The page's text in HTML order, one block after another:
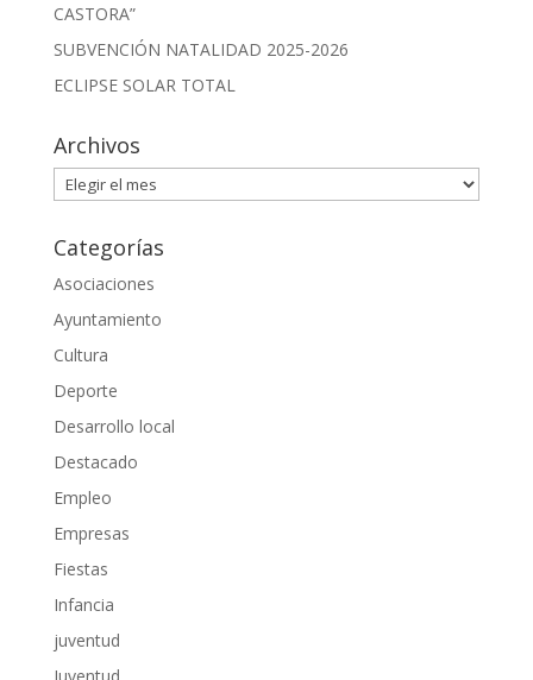
CASTORA”
SUBVENCIÓN NATALIDAD 2025-2026
ECLIPSE SOLAR TOTAL
Archivos
Archivos
Categorías
Asociaciones
Ayuntamiento
Cultura
Deporte
Desarrollo local
Destacado
Empleo
Empresas
Fiestas
Infancia
juventud